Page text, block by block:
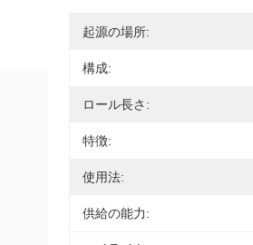
起源の場所:
構成:
ロール長さ:
特徴:
使用法:
供給の能力: